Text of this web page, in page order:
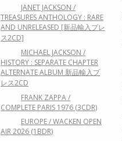
JANET JACKSON /
TREASURES ANTHOLOGY : RARE
AND UNRELEASED [新品輸入プレ
ス2CD]
MICHAEL JACKSON /
HISTORY : SEPARATE CHAPTER
ALTERNATE ALBUM 新品輸入プ
レス2CD
FRANK ZAPPA /
COMPLETE PARIS 1976 (3CDR)
EUROPE / WACKEN OPEN
AIR 2026 (1BDR)